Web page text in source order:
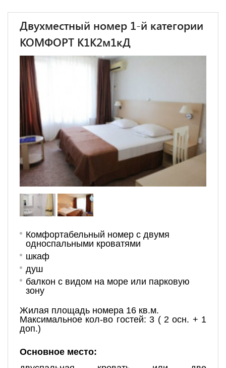
Двухместный номер 1-й категории
КОМФОРТ К1К2м1кД
Комфортабельный номер с двумя
односпальными кроватями
шкаф
душ
балкон с видом на море или парковую
зону
Жилая площадь номера 16 кв.м.
Максимальное кол-во гостей: 3 ( 2 осн. + 1
доп.)
Основное место: